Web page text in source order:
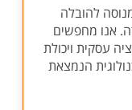
להובלה
אנו מחפשים
עסקית ויכולת
הנמצאת